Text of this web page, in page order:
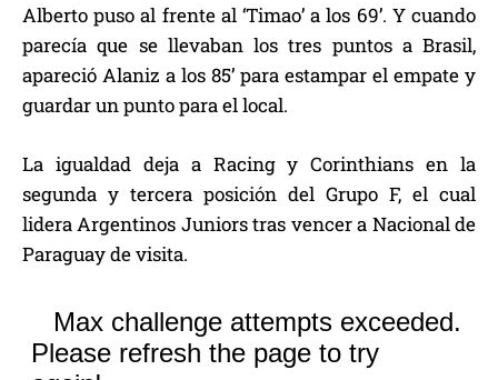
Alberto puso al frente al ‘Timao’ a los 69’. Y cuando
parecía que se llevaban los tres puntos a Brasil,
apareció Alaniz a los 85’ para estampar el empate y
guardar un punto para el local.
La igualdad deja a Racing y Corinthians en la
segunda y tercera posición del Grupo F, el cual
lidera Argentinos Juniors tras vencer a Nacional de
Paraguay de visita.